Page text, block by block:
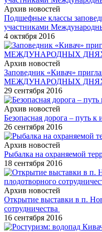
Архив новостей
Подшефные классы
участниками
4 октября 2016
Архив новостей
Заповедник «Кивач»
МЕЖДУНАРОДНЫХ
29 сентября 2016
Архив новостей
Безопасная дорога – путь
26 сентября 2016
Архив новостей
Рыбалка на охраняемой
18 сентября 2016
Архив новостей
Открытие выставки в п.
сотрудничества
16 сентября 2016